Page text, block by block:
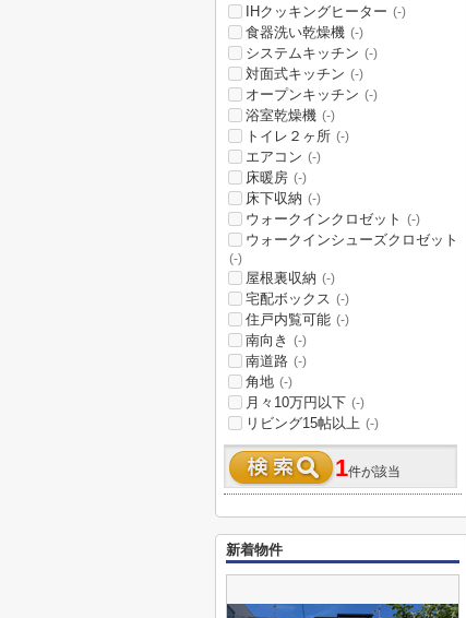
IHクッキングヒーター (-)
食器洗い乾燥機 (-)
システムキッチン (-)
対面式キッチン (-)
オープンキッチン (-)
浴室乾燥機 (-)
トイレ２ヶ所 (-)
エアコン (-)
床暖房 (-)
床下収納 (-)
ウォークインクロゼット (-)
ウォークインシューズクロゼット
(-)
屋根裏収納 (-)
宅配ボックス (-)
住戸内覧可能 (-)
南向き (-)
南道路 (-)
角地 (-)
月々10万円以下 (-)
リビング15帖以上 (-)
1件が該当
新着物件